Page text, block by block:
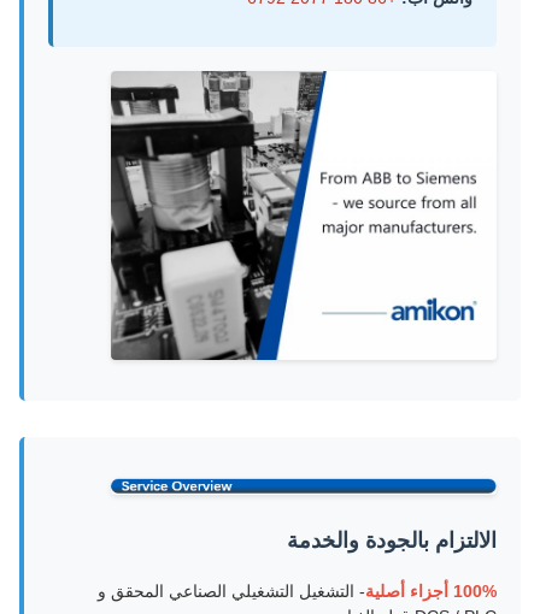
الالتزام بالجودة والخدمة
100% أجزاء أصلية
- التشغيل التشغيلي الصناعي المحقق و